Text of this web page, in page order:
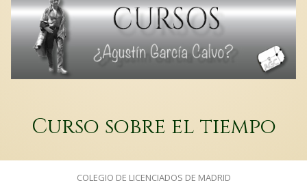
Curso sobre el tiempo
COLEGIO DE LICENCIADOS DE MADRID